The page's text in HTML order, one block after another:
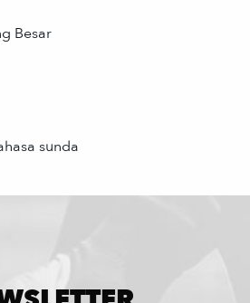
Besar
sunda